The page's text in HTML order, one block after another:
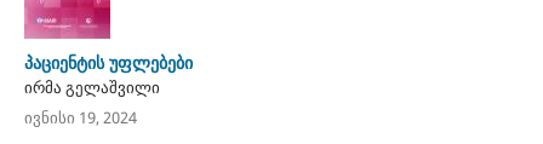
პაციენტის უფლებები
ირმა გელაშვილი
ივნისი 19, 2024